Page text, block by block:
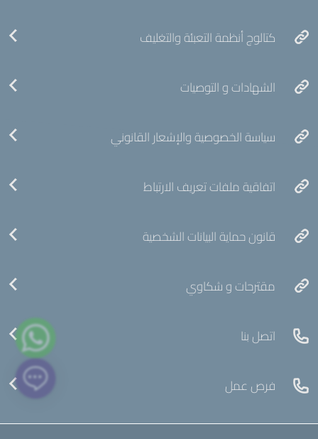
كتالوج أنظمة التعبئة والتغليف
الشهادات و التوصيات
سياسة الخصوصية والإشعار القانوني
اتفاقية ملفات تعريف الارتباط
قانون حماية البيانات الشخصية
مقترحات و شكاوي
اتصل بنا
فرص عمل